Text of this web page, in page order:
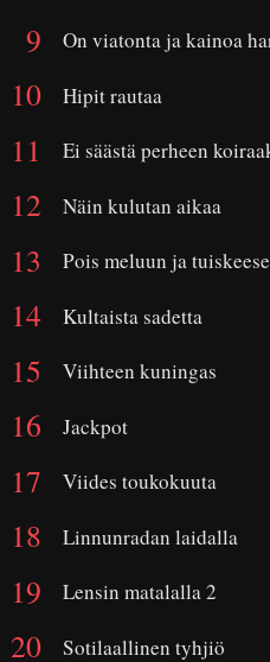
On viatonta ja kainoa
Hipit rautaa
Ei säästä perheen
Näin kulutan aikaa
Pois meluun ja
Kultaista sadetta
Viihteen kuningas
Jackpot
Viides toukokuuta
Linnunradan laidalla
Lensin matalalla 2
Sotilaallinen tyhjiö